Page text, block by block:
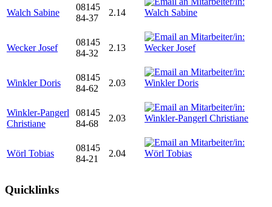
Walch Sabine
08145
84-37
2.14
Wecker Josef
08145
84-32
2.13
Winkler Doris
08145
84-62
2.03
Winkler-Pangerl
Christiane
08145
84-68
2.03
Wörl Tobias
08145
84-21
2.04
Quicklinks